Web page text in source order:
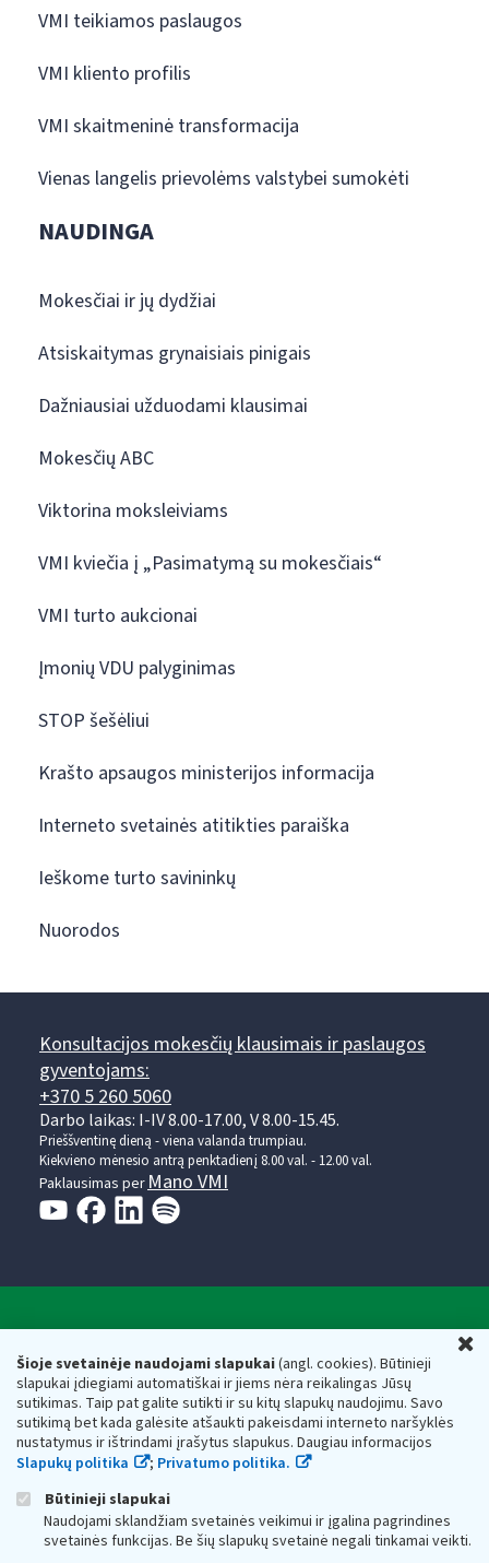
Šioje svetainėje naudojami slapukai(angl. cookies). Būtinieji
slapukai įdiegiami automatiškai ir jiems nėra reikalingas Jūsų
sutikimas. Taip pat galite sutikti ir su kitų slapukų naudojimu. Savo
sutikimą bet kada galėsite atšaukti pakeisdami interneto naršyklės
nustatymus ir ištrindami įrašytus slapukus. Daugiau informacijos
Slapukų politika
; Privatumo politika.
Būtinieji slapukai
Naudojami sklandžiam svetainės veikimui ir įgalina pagrindines
svetainės funkcijas. Be šių slapukų svetainė negali tinkamai veikti.
VMI teikiamos paslaugos
VMI kliento profilis
VMI skaitmeninė transformacija
Vienas langelis prievolėms valstybei sumokėti
NAUDINGA
Mokesčiai ir jų dydžiai
Atsiskaitymas grynaisiais pinigais
Dažniausiai užduodami klausimai
Mokesčių ABC
Viktorina moksleiviams
VMI kviečia į „Pasimatymą su mokesčiais“
VMI turto aukcionai
Įmonių VDU palyginimas
STOP šešėliui
Krašto apsaugos ministerijos informacija
Interneto svetainės atitikties paraiška
Ieškome turto savininkų
Nuorodos
Konsultacijos mokesčių klausimais ir paslaugos
gyventojams:
+370 5 260 5060
Darbo laikas: I-IV 8.00-17.00, V 8.00-15.45.
Prieššventinę dieną - viena valanda trumpiau.
Kiekvieno mėnesio antrą penktadienį 8.00 val. - 12.00 val.
Paklausimas per Mano VMI
Respublikos finansų ministerijos
Biudžetinė įstaiga. Juridinio asmens kodas — 188659752,
adresas: Vasario 16-osios g. 14, 01107 Vilnius, Lietuva, el.paštas:
vmi@vmi.lt, E. pristatymo dėžutės adresas 188659752
Duomenys apie Valstybinę mokesčių inspekciją prie Lietuvos
Respublikos finansų ministerijos kaupiami ir saugomi Juridinių